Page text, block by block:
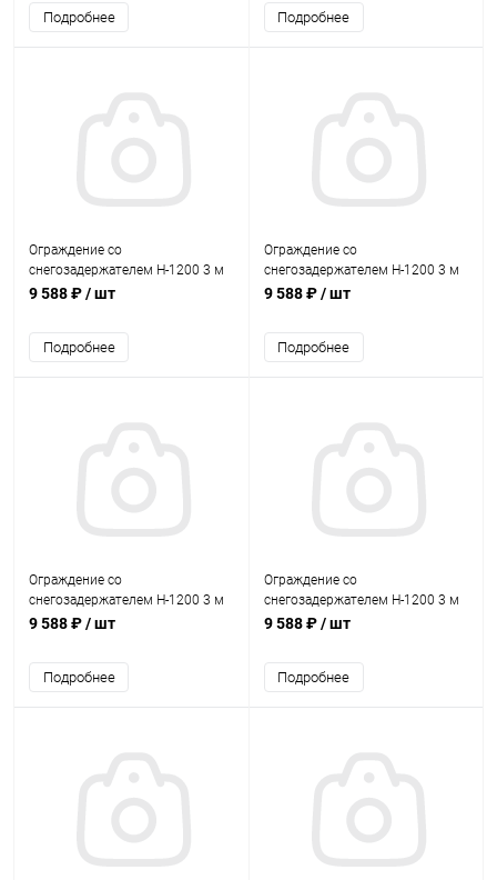
Подробнее Подробнее
Ограждение со
снегозадержателем Н-1200 3 м
GrandLine RR 29
9 588 ₽/ шт
Подробнее
Ограждение со
снегозадержателем Н-1200 3 м
GrandLine RAL 5005
9 588 ₽/ шт
Подробнее
Ограждение со
снегозадержателем Н-1200 3 м
GrandLine RAL 6020
9 588 ₽/ шт
Подробнее
Ограждение со
снегозадержателем Н-1200 3 м
GrandLine RAL 7004
9 588 ₽/ шт
Подробнее